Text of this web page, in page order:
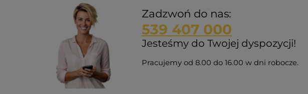
Zadzwoń do nas:
539 407 000
Jesteśmy do Twojej dyspozycji!
Pracujemy od 8.00 do 16.00 w dni robocze.